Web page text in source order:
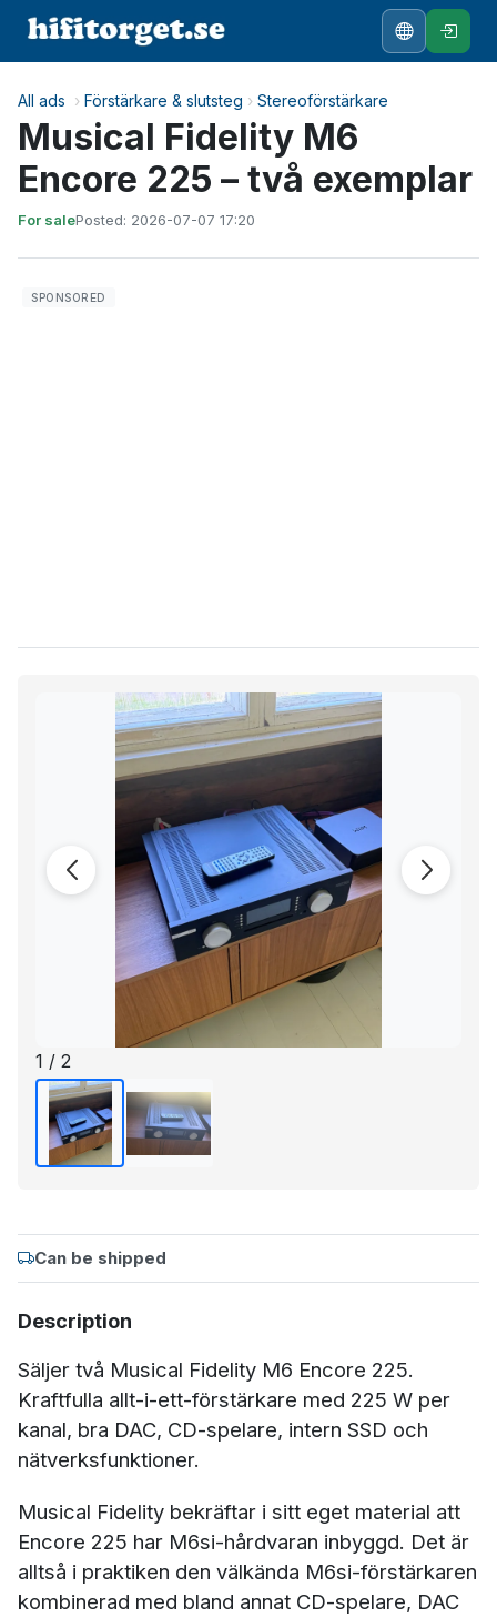
All ads › Förstärkare & slutsteg › Stereoförstärkare
Musical Fidelity M6
Encore 225 – två exemplar
For salePosted: 2026-07-07 17:20
1 / 2
Can be shipped
Description
Säljer två Musical Fidelity M6 Encore 225.
Kraftfulla allt-i-ett-förstärkare med 225 W per
kanal, bra DAC, CD-spelare, intern SSD och
nätverksfunktioner.
Musical Fidelity bekräftar i sitt eget material att
Encore 225 har M6si-hårdvaran inbyggd. Det är
alltså i praktiken den välkända M6si-förstärkaren
kombinerad med bland annat CD-spelare, DAC